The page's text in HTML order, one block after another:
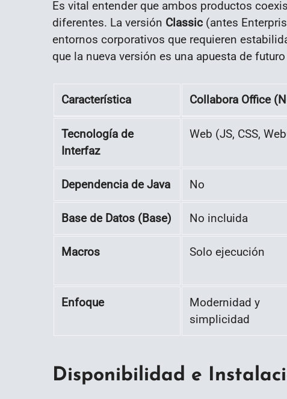
Es vital entender que ambos productos
diferentes. La versión Classic (antes
entornos corporativos que requieren
que la nueva versión es una apuesta de
Característica Collabora Office
Tecnología de
Interfaz
Web (JS, CSS,
Dependencia de Java No
Base de Datos (Base) No incluida
Macros Solo ejecución
Enfoque
Modernidad y
simplicidad
Disponibilidad e